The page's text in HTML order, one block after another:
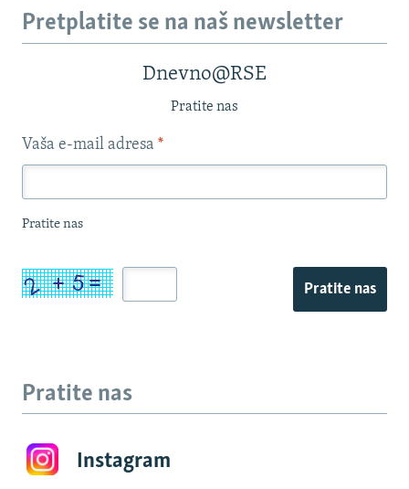
Pretplatite se na naš newsletter
Dnevno@RSE
Pratite nas
Vaša e-mail adresa *
Pratite nas
Pratite nas
Pratite nas
Instagram